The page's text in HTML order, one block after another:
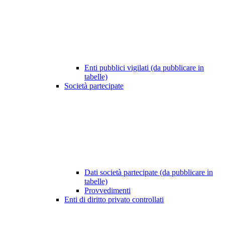
Enti pubblici vigilati (da pubblicare in
tabelle)
Società partecipate
Dati società partecipate (da pubblicare in
tabelle)
Provvedimenti
Enti di diritto privato controllati